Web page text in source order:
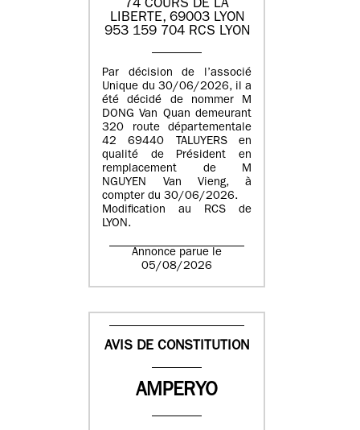
74 COURS DE LA
LIBERTE, 69003 LYON
953 159 704 RCS LYON
Par décision de l’associé
Unique du 30/06/2026, il a
été décidé de nommer M
DONG Van Quan demeurant
320 route départementale
42 69440 TALUYERS en
qualité de Président en
remplacement de M
NGUYEN Van Vieng, à
compter du 30/06/2026.
Modification au RCS de
LYON.
Annonce parue le
05/08/2026
AVIS DE CONSTITUTION
AMPERYO